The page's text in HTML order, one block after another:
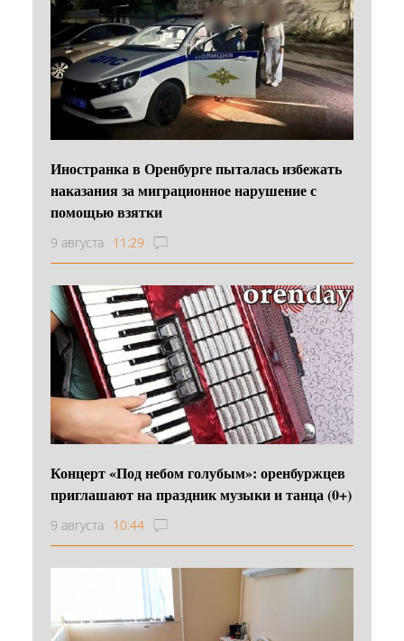
Иностранка в Оренбурге пыталась избежать
наказания за миграционное нарушение с
помощью взятки
9 августа 11:29
Концерт «Под небом голубым»: оренбуржцев
приглашают на праздник музыки и танца (0+)
9 августа 10:44